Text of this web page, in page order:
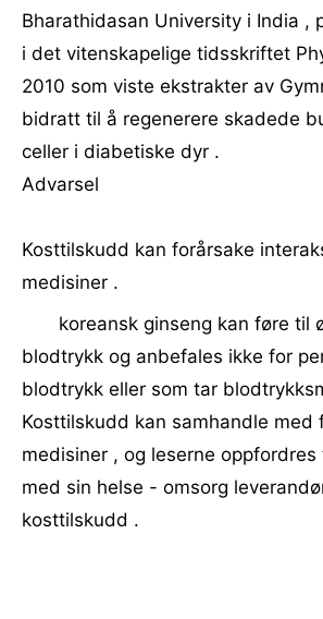
Bharathidasan University i India ,
i det vitenskapelige tidsskriftet
2010 som viste ekstrakter av
bidratt til å regenerere skadede
celler i diabetiske dyr .
Advarsel
Kosttilskudd kan forårsake
medisiner .
koreansk ginseng kan føre til
blodtrykk og anbefales ikke for
blodtrykk eller som tar
Kosttilskudd kan samhandle med
medisiner , og leserne
med sin helse - omsorg
kosttilskudd .